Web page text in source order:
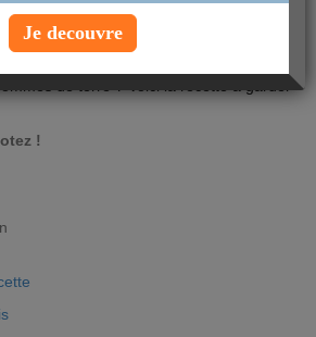
de terre ? Voici la recette à garder
!
Je decouvre